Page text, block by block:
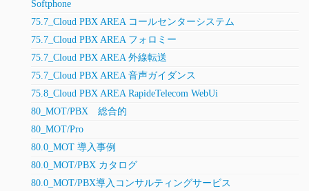
Softphone
75.7_Cloud PBX AREA コールセンターシステム
75.7_Cloud PBX AREA フォロミー
75.7_Cloud PBX AREA 外線転送
75.7_Cloud PBX AREA 音声ガイダンス
75.8_Cloud PBX AREA RapideTelecom WebUi
80_MOT/PBX 総合的
80_MOT/Pro
80.0_MOT 導入事例
80.0_MOT/PBX カタログ
80.0_MOT/PBX導入コンサルティングサービス